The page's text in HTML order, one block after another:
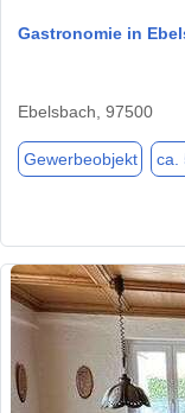
Gastronomie in
Ebelsbach, 97500
Gewerbeobjekt ca.